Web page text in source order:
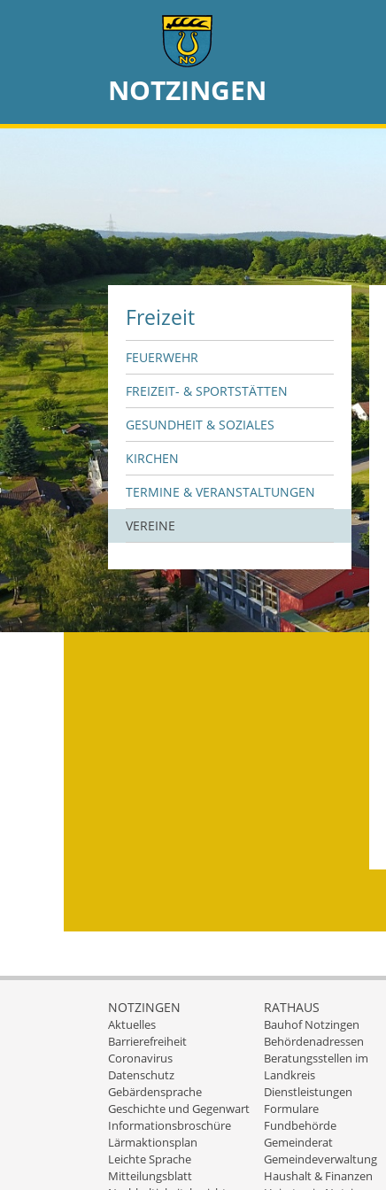
NOTZINGEN
Freizeit
FEUERWEHR
FREIZEIT- & SPORTSTÄTTEN
GESUNDHEIT & SOZIALES
KIRCHEN
TERMINE & VERANSTALTUNGEN
VEREINE
NOTZINGEN
Aktuelles
Barrierefreiheit
Coronavirus
Datenschutz
Gebärdensprache
Geschichte und Gegenwart
Informationsbroschüre
Lärmaktionsplan
Leichte Sprache
Mitteilungsblatt
RATHAUS
Bauhof Notzingen
Behördenadressen
Beratungsstellen im
Landkreis
Dienstleistungen
Formulare
Fundbehörde
Gemeinderat
Gemeindeverwaltung
Haushalt & Finanzen